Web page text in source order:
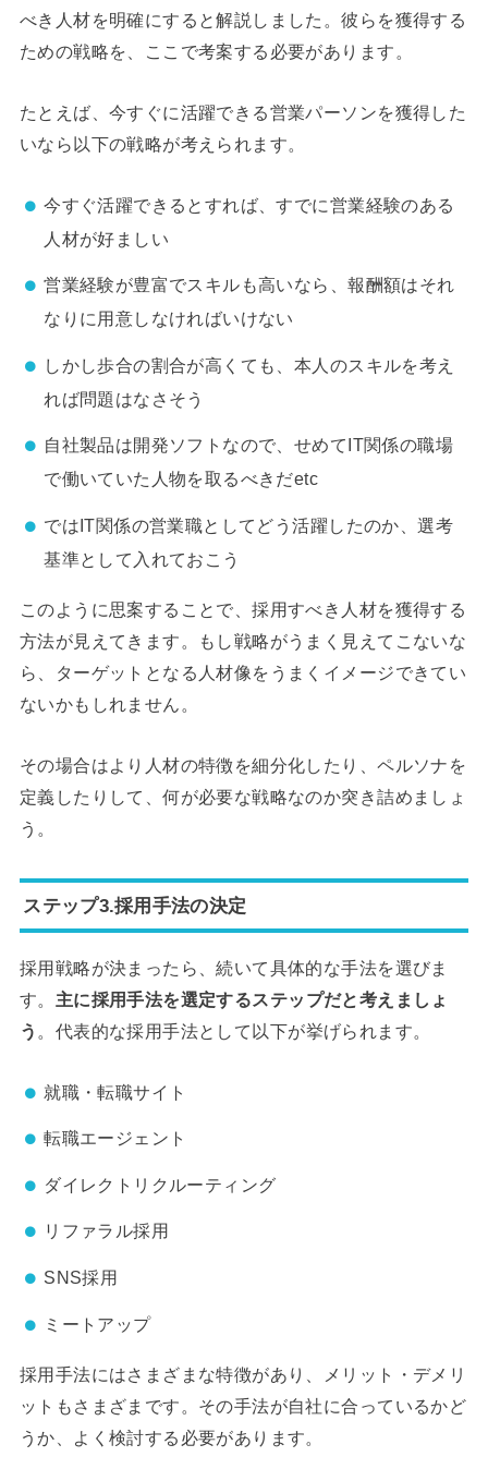
べき人材を明確にすると解説しました。彼らを獲得する
ための戦略を、ここで考案する必要があります。
たとえば、今すぐに活躍できる営業パーソンを獲得した
いなら以下の戦略が考えられます。
今すぐ活躍できるとすれば、すでに営業経験のある
人材が好ましい
営業経験が豊富でスキルも高いなら、報酬額はそれ
なりに用意しなければいけない
しかし歩合の割合が高くても、本人のスキルを考え
れば問題はなさそう
自社製品は開発ソフトなので、せめてIT関係の職場
で働いていた人物を取るべきだetc
ではIT関係の営業職としてどう活躍したのか、選考
基準として入れておこう
このように思案することで、採用すべき人材を獲得する
方法が見えてきます。もし戦略がうまく見えてこないな
ら、ターゲットとなる人材像をうまくイメージできてい
ないかもしれません。
その場合はより人材の特徴を細分化したり、ペルソナを
定義したりして、何が必要な戦略なのか突き詰めましょ
う。
ステップ3.採用手法の決定
採用戦略が決まったら、続いて具体的な手法を選びま
す。 主に採用手法を選定するステップだと考えましょ
う
。代表的な採用手法として以下が挙げられます。
就職・転職サイト
転職エージェント
ダイレクトリクルーティング
リファラル採用
SNS採用
ミートアップ
採用手法にはさまざまな特徴があり、メリット・デメリ
ットもさまざまです。その手法が自社に合っているかど
うか、よく検討する必要があります。